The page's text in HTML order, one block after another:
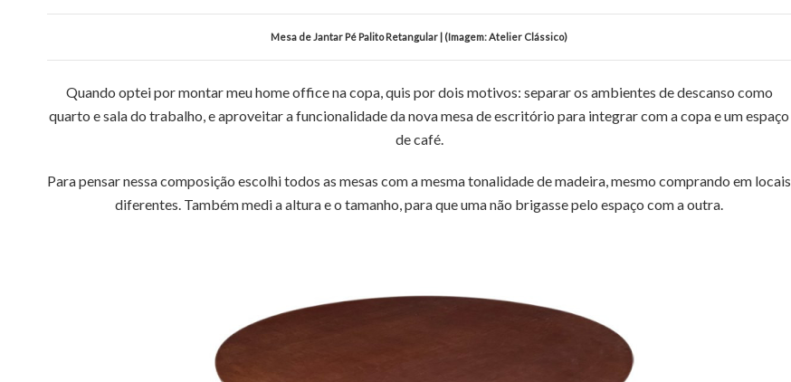
Mesa de Jantar Pé Palito Retangular | (Imagem: Atelier Clássico)
Quando optei por montar meu home office na copa, quis por dois motivos: separar os ambientes de descanso como
quarto e sala do trabalho, e aproveitar a funcionalidade da nova mesa de escritório para integrar com a copa e um espaço
de café.
Para pensar nessa composição escolhi todos as mesas com a mesma tonalidade de madeira, mesmo comprando em locais
diferentes. Também medi a altura e o tamanho, para que uma não brigasse pelo espaço com a outra.